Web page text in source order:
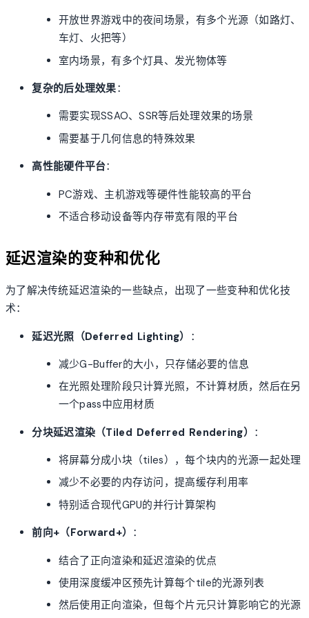
开放世界游戏中的夜间场景，有多个光源（如路灯、
车灯、火把等）
室内场景，有多个灯具、发光物体等
复杂的后处理效果：
需要实现SSAO、SSR等后处理效果的场景
需要基于几何信息的特殊效果
高性能硬件平台：
PC游戏、主机游戏等硬件性能较高的平台
不适合移动设备等内存带宽有限的平台
延迟渲染的变种和优化
为了解决传统延迟渲染的一些缺点，出现了一些变种和优化技
术：
延迟光照（Deferred Lighting） ：
减少G-Buffer的大小，只存储必要的信息
在光照处理阶段只计算光照，不计算材质，然后在另
一个pass中应用材质
分块延迟渲染（Tiled Deferred Rendering） ：
将屏幕分成小块（tiles），每个块内的光源一起处理
减少不必要的内存访问，提高缓存利用率
特别适合现代GPU的并行计算架构
前向+（Forward+） ：
结合了正向渲染和延迟渲染的优点
使用深度缓冲区预先计算每个tile的光源列表
然后使用正向渲染，但每个片元只计算影响它的光源